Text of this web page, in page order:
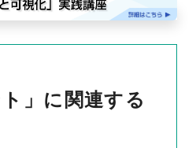
」に関連する